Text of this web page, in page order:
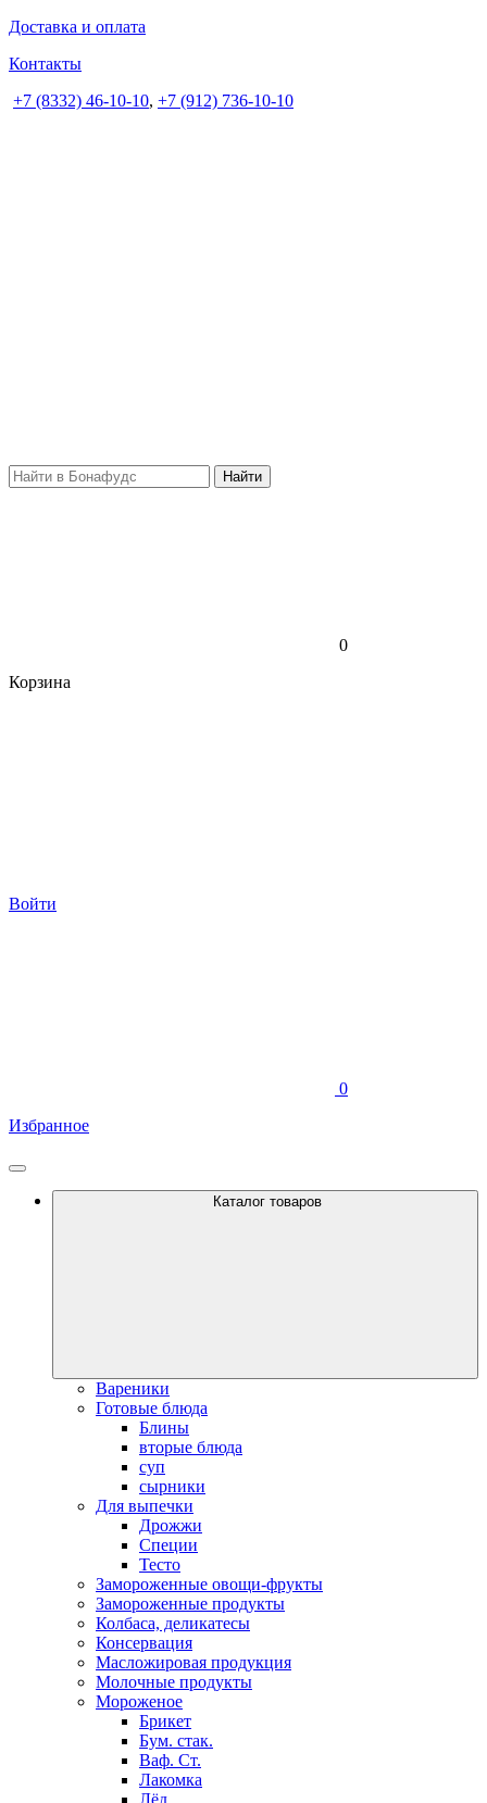
Доставка и оплата
Контакты
+7 (8332) 46-10-10, +7 (912) 736-10-10
Найти
0
Корзина
Войти
0
Избранное
Каталог товаров
Вареники
Готовые блюда
Блины
вторые блюда
суп
сырники
Для выпечки
Дрожжи
Специи
Тесто
Замороженные овощи-фрукты
Замороженные продукты
Колбаса, деликатесы
Консервация
Масложировая продукция
Молочные продукты
Мороженое
Брикет
Бум. стак.
Ваф. Ст.
Лакомка
Лёд